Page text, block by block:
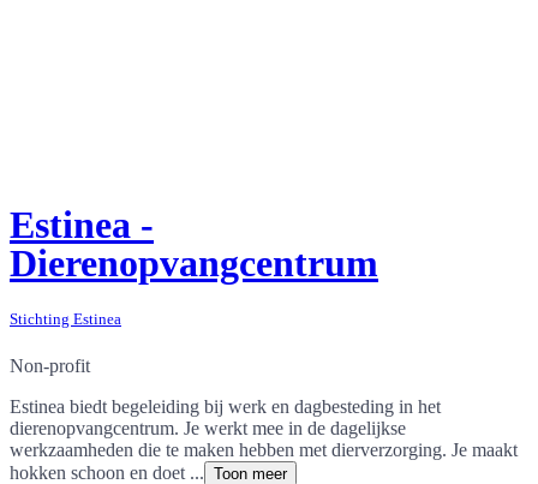
Estinea -
Dierenopvangcentrum
Stichting Estinea
Non-profit
Estinea biedt begeleiding bij werk en dagbesteding in het
dierenopvangcentrum. Je werkt mee in de dagelijkse
werkzaamheden die te maken hebben met dierverzorging. Je maakt
hokken schoon en doet ... Toon meer